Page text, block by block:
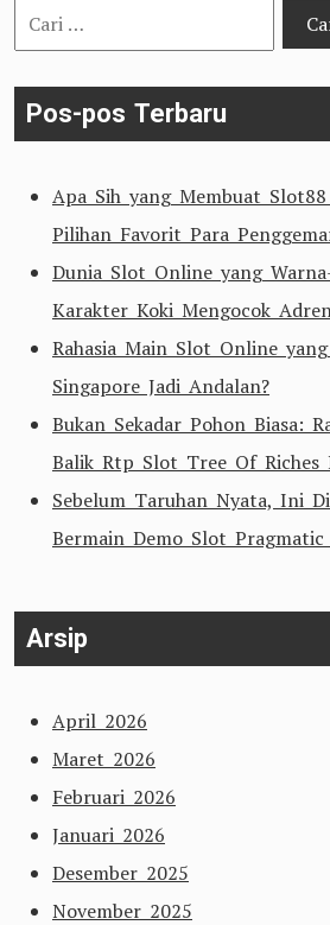
Cari
untuk:
Pos-pos Terbaru
Apa Sih yang Membuat
Pilihan Favorit Para
Dunia Slot Online yang
Karakter Koki Mengocok
Rahasia Main Slot Online
Singapore Jadi Andalan?
Bukan Sekadar Pohon Biasa:
Balik Rtp Slot Tree Of Riches
Sebelum Taruhan Nyata, Ini
Bermain Demo Slot
Arsip
April 2026
Maret 2026
Februari 2026
Januari 2026
Desember 2025
November 2025